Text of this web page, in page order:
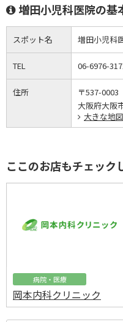
増田小児科医院の基
スポット名 増田小児科
TEL 06-6976-
住所
〒537-0003
大阪府大阪
大きな地
ここのお店もチェック
病院・医療
岡本内科クリニック